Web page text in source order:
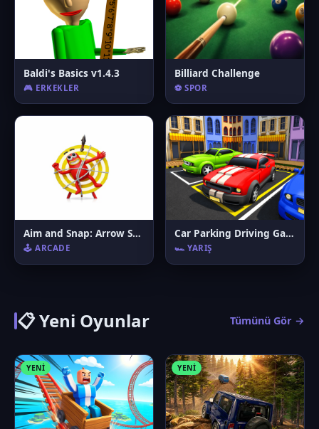
Baldi's Basics v1.4.3
🎮 ERKEKLER
Billiard Challenge
⚽ SPOR
Aim and Snap: Arrow Srike
🕹️ ARCADE
Car Parking Driving Game
🏎️ YARIŞ
📋 Yeni Oyunlar Tümünü Gör →
YENI YENI